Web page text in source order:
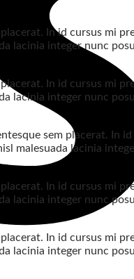
In id cursus mi
lacinia integer nunc
In id cursus mi
lacinia integer nunc
sem placerat. In
malesuada lacinia
In id cursus mi
lacinia integer nunc
In id cursus mi
lacinia integer nunc